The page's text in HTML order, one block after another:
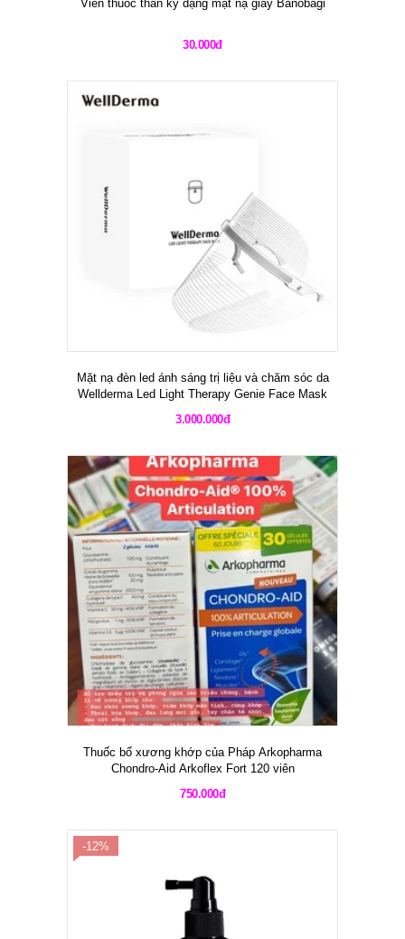
Viên thuốc thần kỳ dạng mặt nạ giấy Banobagi
30.000đ
Mặt nạ đèn led ánh sáng trị liệu và chăm sóc da
Wellderma Led Light Therapy Genie Face Mask
3.000.000đ
Thuốc bổ xương khớp của Pháp Arkopharma
Chondro-Aid Arkoflex Fort 120 viên
750.000đ
-12%